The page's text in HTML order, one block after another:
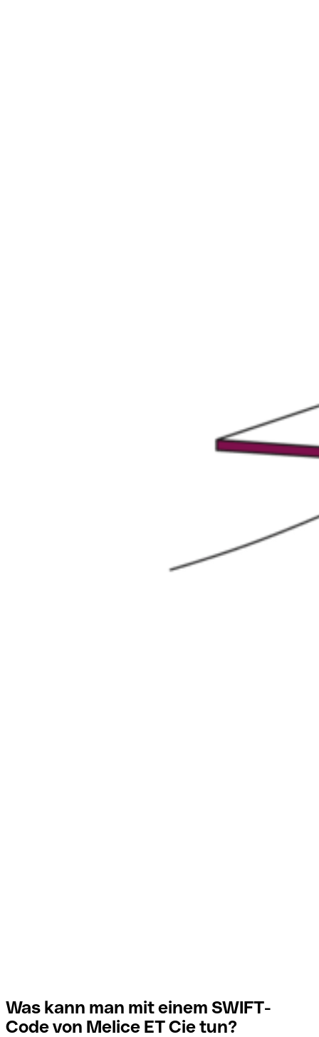
Was kann man mit einem SWIFT-
Code von Melice ET Cie tun?